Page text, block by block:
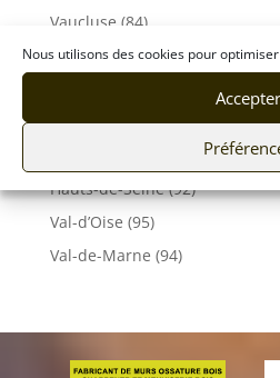
Nous utilisons des cookies pour
Accepter
Vaucluse (84)
Vendée (85)
Yonne (89)
Hauts-de-Seine (92)
Val-d’Oise (95)
Val-de-Marne (94)